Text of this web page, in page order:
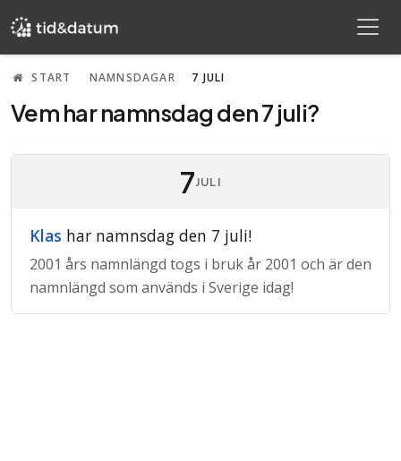
START NAMNSDAGAR 7 JULI
Vem har namnsdag den 7 juli?
7JULI
Klas har namnsdag den 7 juli!
2001 års namnlängd togs i bruk år 2001 och är den
namnlängd som används i Sverige idag!